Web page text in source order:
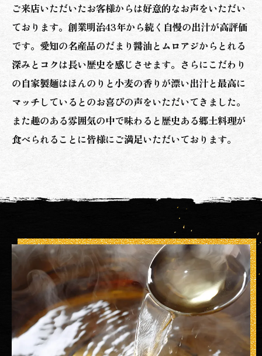
ご来店いただいたお客様からは好意的なお声をいただい
ております。創業明治43年から続く自慢の出汁が高評価
です。愛知の名産品のだまり醤油とムロアジからとれる
深みとコクは長い歴史を感じさせます。さらにこだわり
の自家製麺はほんのりと小麦の香りが漂い出汁と最高に
マッチしているとのお喜びの声をいただいてきました。
また趣のある雰囲気の中で味わると歴史ある郷土料理が
食べられることに皆様にご満足いただいております。